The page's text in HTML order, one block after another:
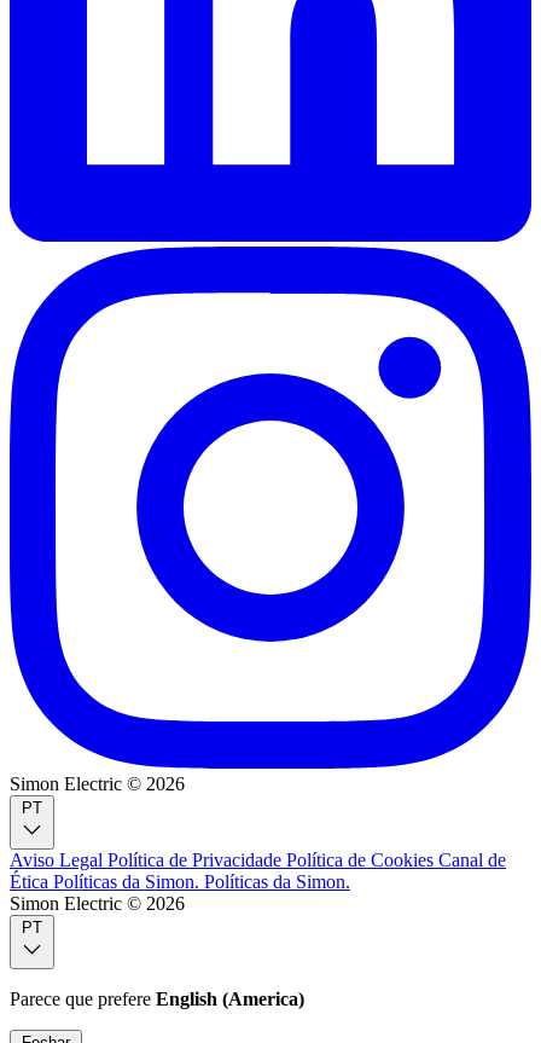
Simon Electric © 2026
Aviso Legal Política de Privacidade Política de Cookies Canal de
Ética Políticas da Simon. Políticas da Simon.
Simon Electric © 2026
Parece que prefere English (America)